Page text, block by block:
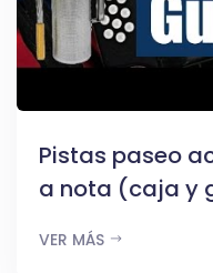
Pistas paseo
a nota (caja y
VER MÁS